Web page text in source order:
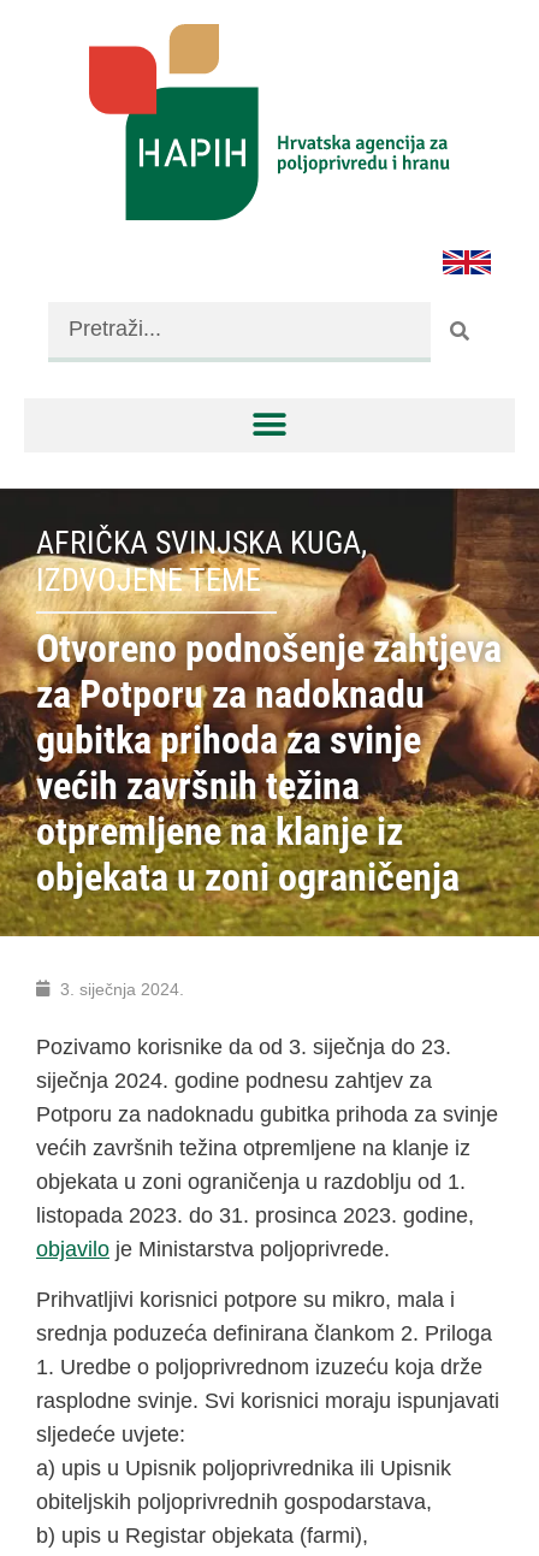
AFRIČKA SVINJSKA KUGA,
IZDVOJENE TEME
Otvoreno podnošenje zahtjeva
za Potporu za nadoknadu
gubitka prihoda za svinje
većih završnih težina
otpremljene na klanje iz
objekata u zoni ograničenja
3. siječnja 2024.
Pozivamo korisnike da od 3. siječnja do 23.
siječnja 2024. godine podnesu zahtjev za
Potporu za nadoknadu gubitka prihoda za svinje
većih završnih težina otpremljene na klanje iz
objekata u zoni ograničenja u razdoblju od 1.
listopada 2023. do 31. prosinca 2023. godine,
objavilo je Ministarstva poljoprivrede.
Prihvatljivi korisnici potpore su mikro, mala i
srednja poduzeća definirana člankom 2. Priloga
1. Uredbe o poljoprivrednom izuzeću koja drže
rasplodne svinje. Svi korisnici moraju ispunjavati
sljedeće uvjete:
a) upis u Upisnik poljoprivrednika ili Upisnik
obiteljskih poljoprivrednih gospodarstava,
b) upis u Registar objekata (farmi),